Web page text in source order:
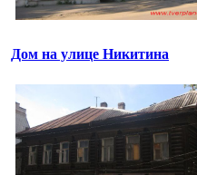
Дом на улице Никитина